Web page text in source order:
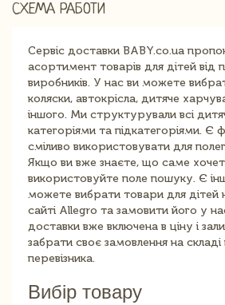
СХЕМА РАБОТИ
Сервіс доставки BABY.co.ua
асортимент товарів для дітей від
виробників. У нас ви можете
коляски, автокрісла, дитяче
іншого. Ми структурували всі
категоріями та підкатегоріями. Є
сміливо використовувати для
Якщо ви вже знаєте, що саме
використовуйте поле пошуку. Є
можете вибрати товари для дітей
сайті Allegro та замовити його у
доставки вже включена в ціну і
забрати своє замовлення на складі
перевізника.
Вибір товару